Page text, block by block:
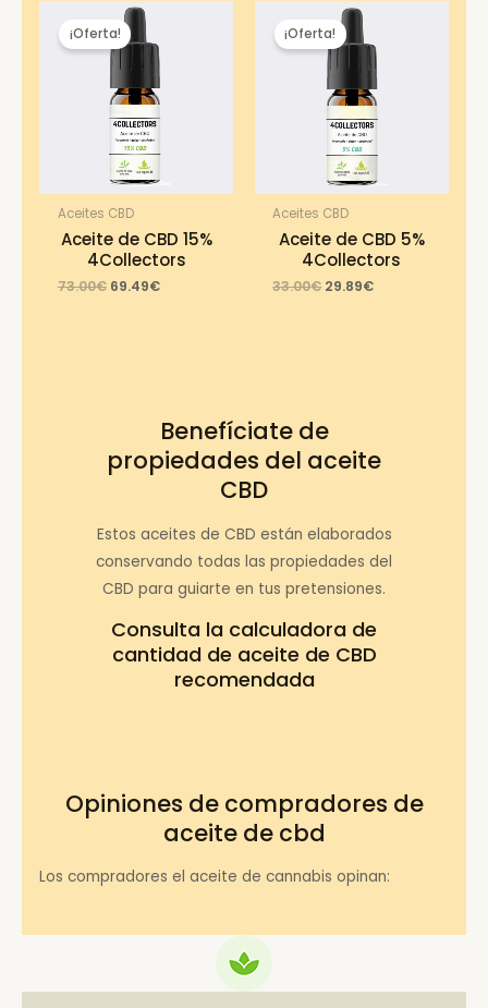
¡Oferta!
Aceites CBD
Aceite de CBD 15%
4Collectors
73.00€ Original
69.49€Current
¡Oferta!
Aceites CBD
Aceite de CBD 5%
4Collectors
33.00€ Original
29.89€Current
Benefíciate de
propiedades del aceite
CBD
Estos aceites de CBD están elaborados
conservando todas las propiedades del
CBD para guiarte en tus pretensiones.
Consulta la calculadora de
cantidad de aceite de CBD
recomendada
Opiniones de compradores de
aceite de cbd
Los compradores el aceite de cannabis opinan: